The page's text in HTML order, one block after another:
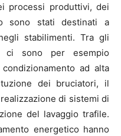
processi produttivi, dei
sono stati destinati a
stabilimenti. Tra gli
ci sono per esempio
ad alta
dei bruciatori, il
di sistemi di
del lavaggio trafile.
energetico hanno